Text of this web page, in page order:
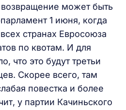
может быть
1 июня, когда
странах Евросоюза
по квотам. И для
что это будут третьи
Скорее всего, там
повестка и более
у партии Качиньского